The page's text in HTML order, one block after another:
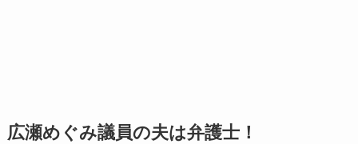
広瀬めぐみ議員の夫は弁護士！